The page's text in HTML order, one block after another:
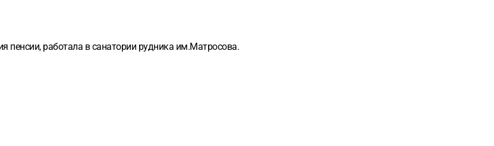
пенсии, работала в санатории рудника им.Матросова.